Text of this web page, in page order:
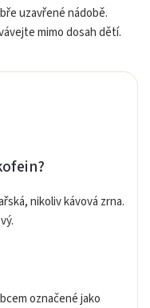
uzavřené nádobě.
mimo dosah dětí.
nikoliv kávová zrna.
označené jako